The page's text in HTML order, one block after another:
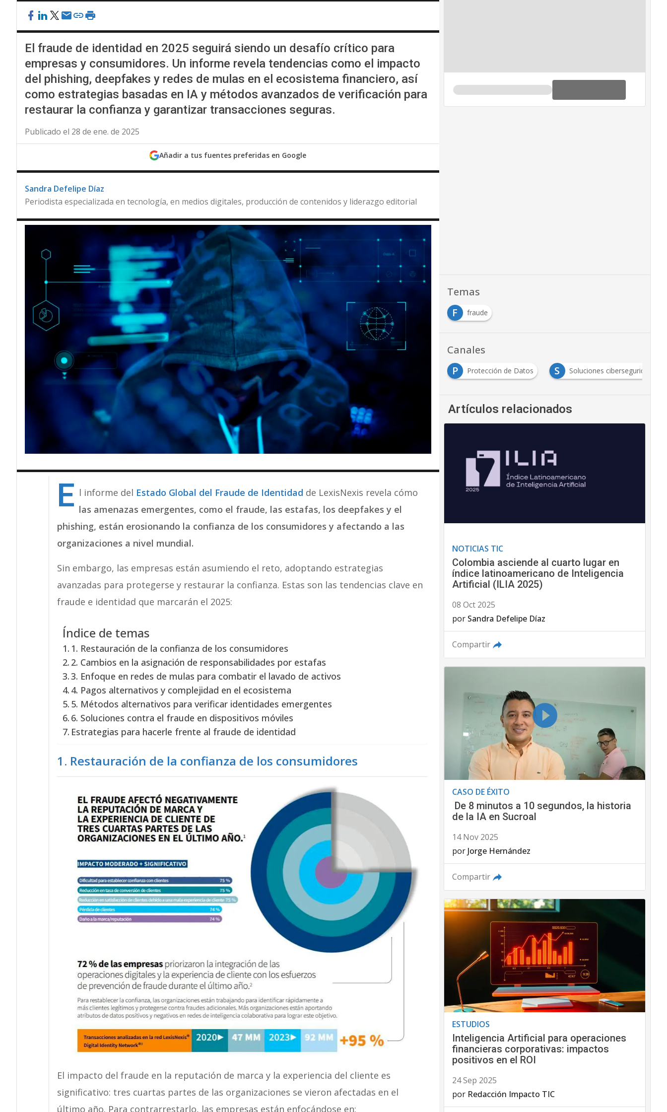
El fraude de identidad en 2025 seguirá siendo un desafío crítico para
empresas y consumidores. Un informe revela tendencias como el impacto
del phishing, deepfakes y redes de mulas en el ecosistema financiero, así
como estrategias basadas en IA y métodos avanzados de verificación para
restaurar la confianza y garantizar transacciones seguras.
Publicado el 28 de ene. de 2025
Añadir a tus fuentes preferidas en Google
Sandra Defelipe Díaz
Periodista especializada en tecnología, en medios digitales, producción de contenidos y liderazgo editorial
E l informe del Estado Global del Fraude de Identidad de LexisNexis revela cómo
las amenazas emergentes, como el fraude, las estafas, los deepfakes y el
phishing, están erosionando la confianza de los consumidores y afectando a las
organizaciones a nivel mundial.
Sin embargo, las empresas están asumiendo el reto, adoptando estrategias
avanzadas para protegerse y restaurar la confianza. Estas son las tendencias clave en
fraude e identidad que marcarán el 2025:
Índice de temas
1. Restauración de la confianza de los consumidores
2. Cambios en la asignación de responsabilidades por estafas
3. Enfoque en redes de mulas para combatir el lavado de activos
4. Pagos alternativos y complejidad en el ecosistema
5. Métodos alternativos para verificar identidades emergentes
6. Soluciones contra el fraude en dispositivos móviles
Estrategias para hacerle frente al fraude de identidad
1. Restauración de la confianza de los consumidores
El impacto del fraude en la reputación de marca y la experiencia del cliente es
significativo: tres cuartas partes de las organizaciones se vieron afectadas en el
último año. Para contrarrestarlo, las empresas están enfocándose en:
Temas
F
fraude
Canales
P Protección de Datos S Soluciones ciberseguridad
Artículos relacionados
NOTICIAS TIC
Colombia asciende al cuarto lugar en
índice latinoamericano de Inteligencia
Artificial (ILIA 2025)
08 Oct 2025
por Sandra Defelipe Díaz
Compartir
CASO DE ÉXITO
De 8 minutos a 10 segundos, la historia
de la IA en Sucroal
14 Nov 2025
por Jorge Hernández
Compartir
ESTUDIOS
Inteligencia Artificial para operaciones
financieras corporativas: impactos
positivos en el ROI
24 Sep 2025
por Redacción Impacto TIC